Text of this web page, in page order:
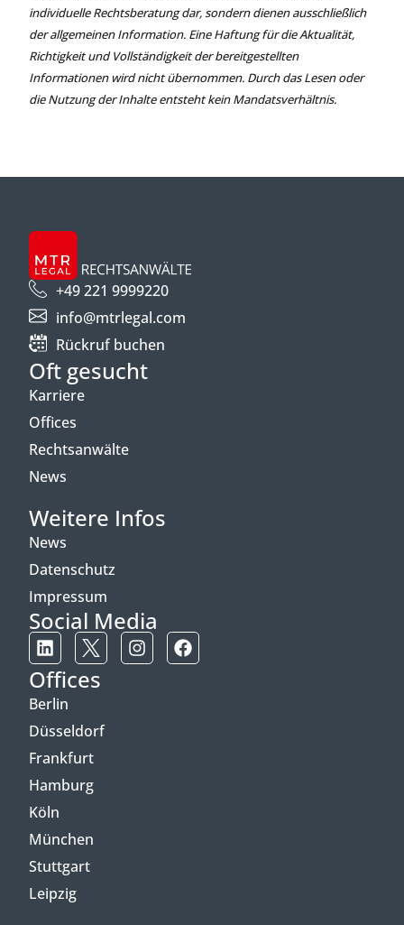
individuelle Rechtsberatung dar, sondern dienen ausschließlich
der allgemeinen Information. Eine Haftung für die Aktualität,
Richtigkeit und Vollständigkeit der bereitgestellten
Informationen wird nicht übernommen. Durch das Lesen oder
die Nutzung der Inhalte entsteht kein Mandatsverhältnis.
+49 221 9999220
info@mtrlegal.com
Rückruf buchen
Oft gesucht
Karriere
Offices
Rechtsanwälte
News
Weitere Infos
News
Datenschutz
Impressum
Social Media
Offices
Berlin
Düsseldorf
Frankfurt
Hamburg
Köln
München
Stuttgart
Leipzig